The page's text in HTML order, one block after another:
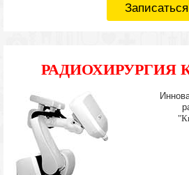
Записаться
РАДИОХИРУРГИЯ